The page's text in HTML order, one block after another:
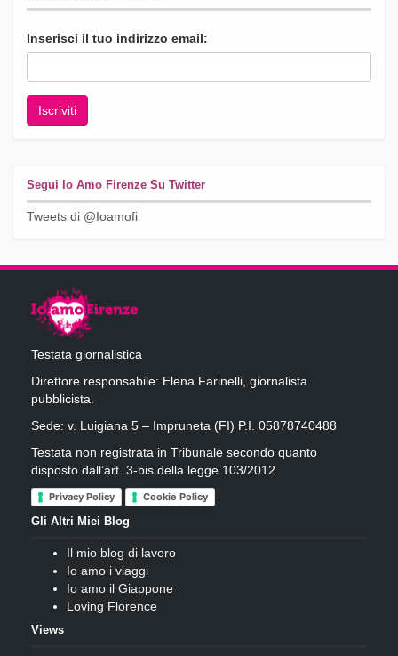
Inserisci il tuo indirizzo email:
Segui Io Amo Firenze Su Twitter
Tweets di @Ioamofi
Testata giornalistica
Direttore responsabile: Elena Farinelli, giornalista
pubblicista.
Sede: v. Luigiana 5 – Impruneta (FI) P.I. 05878740488
Testata non registrata in Tribunale secondo quanto
disposto dall’art. 3-bis della legge 103/2012
Privacy Policy Cookie Policy
Gli Altri Miei Blog
Il mio blog di lavoro
Io amo i viaggi
Io amo il Giappone
Loving Florence
Views